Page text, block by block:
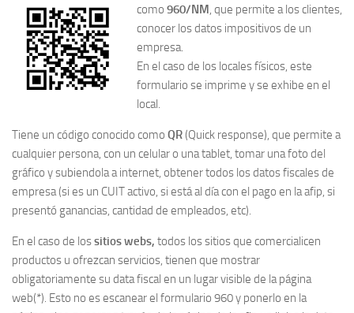
como 960/NM, que permite a los clientes,
conocer los datos impositivos de un
empresa.
En el caso de los locales físicos, este
formulario se imprime y se exhibe en el
local.
Tiene un código conocido como QR(Quick response), que permite a
cualquier persona, con un celular o una tablet, tomar una foto del
gráfico y subiendola a internet, obtener todos los datos fiscales de
empresa (si es un CUIT activo, si está al día con el pago en la afip, si
presentó ganancias, cantidad de empleados, etc).
En el caso de lossitios webs, todos los sitios que comercialicen
productos u ofrezcan servicios, tienen que mostrar
obligatoriamente su data fiscal en un lugar visible de la página
web(*). Esto no es escanear el formulario 960 y ponerlo en la